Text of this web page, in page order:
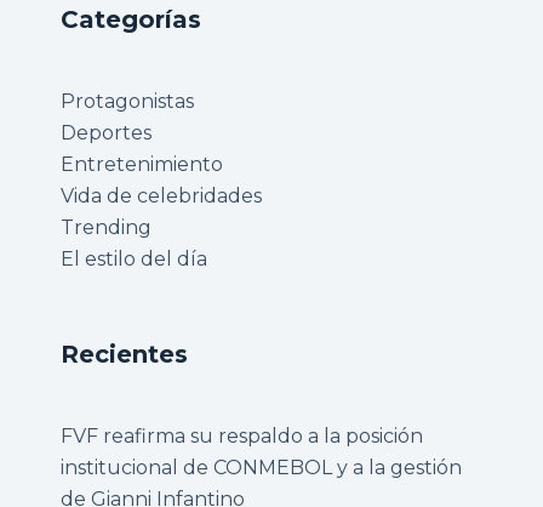
Categorías
Protagonistas
Deportes
Entretenimiento
Vida de celebridades
Trending
El estilo del día
Recientes
FVF reafirma su respaldo a la posición
institucional de CONMEBOL y a la gestión
de Gianni Infantino